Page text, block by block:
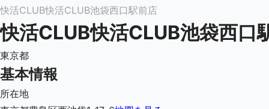
快活CLUB快活CLUB池袋西口駅前店
快活CLUB快活CLUB池袋西口
東京都
基本情報
所在地